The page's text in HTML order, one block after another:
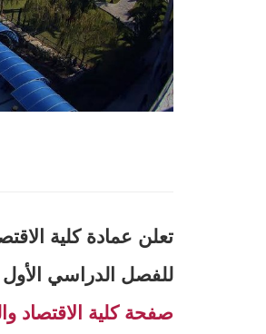
تعلن عمادة كلية
للفصل الدراسي الأول 2022-2023 والتي تتم من خلال إرسال رسالة على
صفحة كلية الاقتصاد